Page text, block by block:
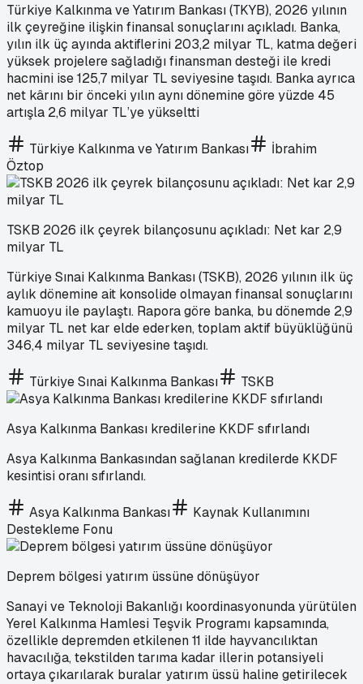
Türkiye Kalkınma ve Yatırım Bankası (TKYB), 2026 yılının
ilk çeyreğine ilişkin finansal sonuçlarını açıkladı. Banka,
yılın ilk üç ayında aktiflerini 203,2 milyar TL, katma değeri
yüksek projelere sağladığı finansman desteği ile kredi
hacmini ise 125,7 milyar TL seviyesine taşıdı. Banka ayrıca
net kârını bir önceki yılın aynı dönemine göre yüzde 45
artışla 2,6 milyar TL’ye yükseltti
Türkiye Kalkınma ve Yatırım Bankası
İbrahim
Öztop
TSKB 2026 ilk çeyrek bilançosunu açıkladı: Net kar 2,9
milyar TL
Türkiye Sınai Kalkınma Bankası (TSKB), 2026 yılının ilk üç
aylık dönemine ait konsolide olmayan finansal sonuçlarını
kamuoyu ile paylaştı. Rapora göre banka, bu dönemde 2,9
milyar TL net kar elde ederken, toplam aktif büyüklüğünü
346,4 milyar TL seviyesine taşıdı.
Türkiye Sınai Kalkınma Bankası TSKB
Asya Kalkınma Bankası kredilerine KKDF sıfırlandı
Asya Kalkınma Bankasından sağlanan kredilerde KKDF
kesintisi oranı sıfırlandı.
Asya Kalkınma Bankası
Kaynak Kullanımını
Destekleme Fonu
Deprem bölgesi yatırım üssüne dönüşüyor
Sanayi ve Teknoloji Bakanlığı koordinasyonunda yürütülen
Yerel Kalkınma Hamlesi Teşvik Programı kapsamında,
özellikle depremden etkilenen 11 ilde hayvancılıktan
havacılığa, tekstilden tarıma kadar illerin potansiyeli
ortaya çıkarılarak buralar yatırım üssü haline getirilecek